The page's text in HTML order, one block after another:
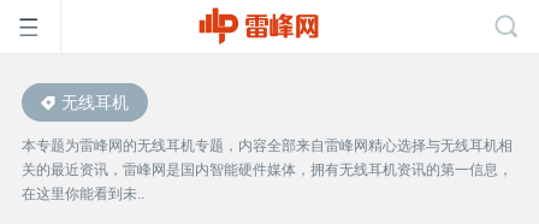
首
页
无线耳机
本专题为雷峰网的无线耳机专题，内容全部来自雷峰网精心选择与无线耳机相
关的最近资讯，雷峰网是国内智能硬件媒体，拥有无线耳机资讯的第一信息，
在这里你能看到未..